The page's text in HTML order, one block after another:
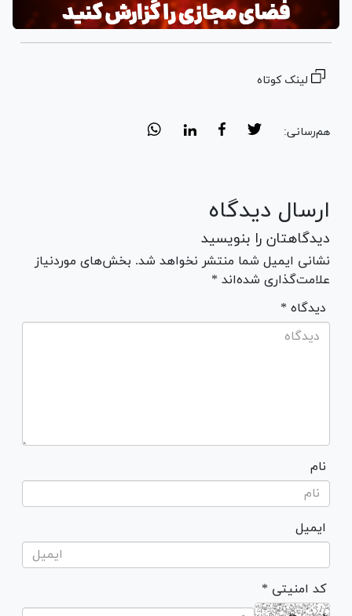
لینک کوتاه
هم‌رسانی:
ارسال دیدگاه
دیدگاهتان را بنویسید
نشانی ایمیل شما منتشر نخواهد شد. بخش‌های موردنیاز
علامت‌گذاری شده‌اند *
* دیدگاه
نام
ایمیل
* کد امنیتی